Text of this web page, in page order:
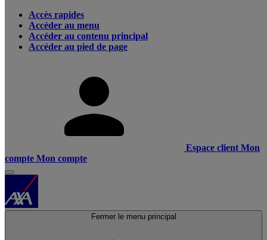
Accès rapides
Accéder au menu
Accéder au contenu principal
Accéder au pied de page
Espace client Mon
compte Mon compte
Fermer le menu principal